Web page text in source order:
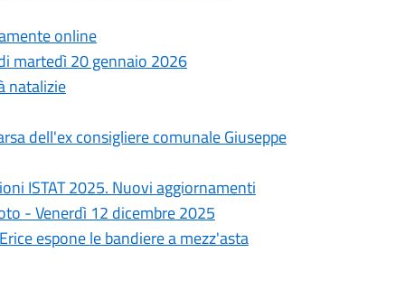
online
martedì 20 gennaio 2026
natalizie
dell'ex consigliere comunale Giuseppe
ISTAT 2025. Nuovi aggiornamenti
- Venerdì 12 dicembre 2025
espone le bandiere a mezz'asta